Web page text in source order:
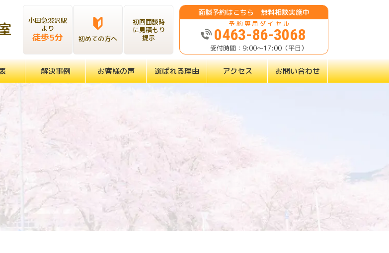
小田急渋沢駅
より
徒歩5分 初めての方へ
初回面談時
に見積もり
提示
面談予約はこちら 無料相談実施中
0463-86-3068
9:00～17:00（平日）
解決事例 お客様の声 選ばれる理由 アクセス お問い合わせ
活用したい方